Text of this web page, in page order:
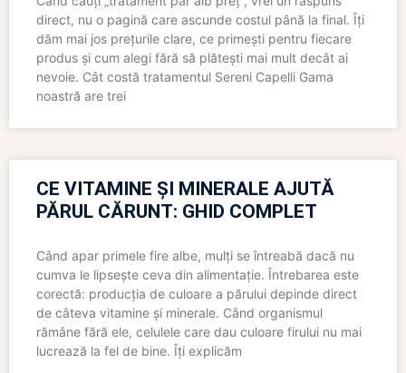
direct, nu o pagină care ascunde costul până la final. Îți
dăm mai jos prețurile clare, ce primești pentru fiecare
produs și cum alegi fără să plătești mai mult decât ai
nevoie. Cât costă tratamentul Sereni Capelli Gama
noastră are trei
CE VITAMINE ȘI MINERALE AJUTĂ
PĂRUL CĂRUNT: GHID COMPLET
Când apar primele fire albe, mulți se întreabă dacă nu
cumva le lipsește ceva din alimentație. Întrebarea este
corectă: producția de culoare a părului depinde direct
de câteva vitamine și minerale. Când organismul
rămâne fără ele, celulele care dau culoare firului nu mai
lucrează la fel de bine. Îți explicăm